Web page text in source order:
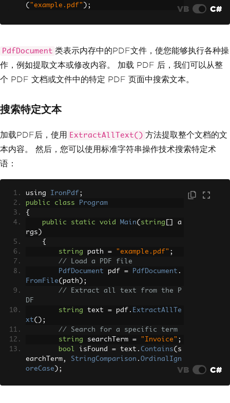
( "example.pdf" ); VB C#
PdfDocument 类表示内存中的PDF文件，使您能够执行各种操
作，例如提取文本或修改内容。 加载 PDF 后，我们可以从整
个 PDF 文档或文件中的特定 PDF 页面中搜索文本。
搜索特定文本
加载PDF后，使用 ExtractAllText() 方法提取整个文档的文
本内容。 然后，您可以使用标准字符串操作技术搜索特定术
语：
using IronPdf ;
public
class
Program
{
public
static void Main( string
a
rgs )
{
string path = "example.pdf" ;
// Load a PDF file
PdfDocument pdf = PdfDocument .
FromFile( path );
// Extract all text from the P
DF
string text = pdf . ExtractAllTe
xt();
// Search for a specific term
string searchTerm = "Invoice" ;
bool isFound = text . Contains( s
earchTerm, StringComparison . OrdinalIgn
oreCase );
VB C#